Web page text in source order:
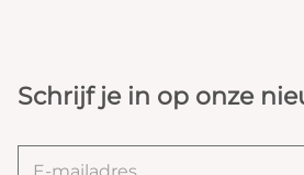
Schrijf je in op onze